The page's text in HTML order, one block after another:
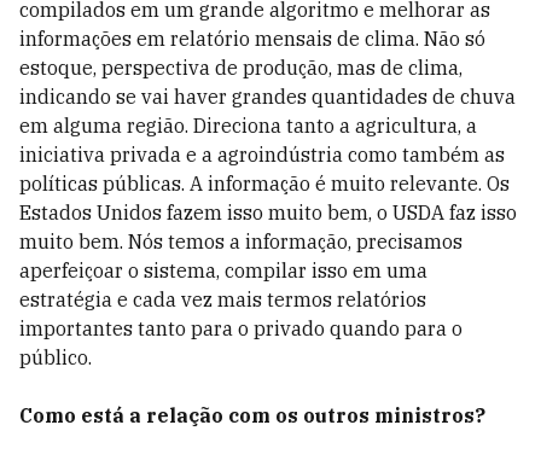
compilados em um grande algoritmo e melhorar as
informações em relatório mensais de clima. Não só
estoque, perspectiva de produção, mas de clima,
indicando se vai haver grandes quantidades de chuva
em alguma região. Direciona tanto a agricultura, a
iniciativa privada e a agroindústria como também as
políticas públicas. A informação é muito relevante. Os
Estados Unidos fazem isso muito bem, o USDA faz isso
muito bem. Nós temos a informação, precisamos
aperfeiçoar o sistema, compilar isso em uma
estratégia e cada vez mais termos relatórios
importantes tanto para o privado quando para o
público.
Como está a relação com os outros ministros?